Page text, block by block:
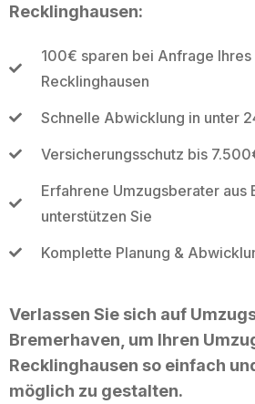
Recklinghausen:
100€ sparen bei Anfrage Ihres
Recklinghausen
Schnelle Abwicklung in unter
Versicherungsschutz bis
Erfahrene Umzugsberater aus
unterstützen Sie
Komplette Planung &
Verlassen Sie sich auf
Bremerhaven, um Ihren
Recklinghausen so einfach
möglich zu gestalten.